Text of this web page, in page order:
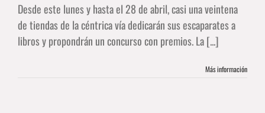
Desde este lunes y hasta el 28 de abril, casi una veintena
de tiendas de la céntrica vía dedicarán sus escaparates a
libros y propondrán un concurso con premios. La [...]
Más información